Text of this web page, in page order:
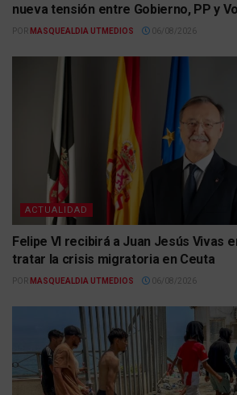
nueva tensión entre Gobierno, PP y
POR MASQUEALDIA UTMEDIOS 06/08/2026
ACTUALIDAD
Felipe VI recibirá a Juan Jesús Vivas
tratar la crisis migratoria en Ceuta
POR MASQUEALDIA UTMEDIOS 06/08/2026